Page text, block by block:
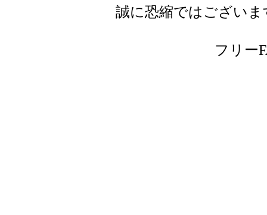
誠に恐縮ではござい
フリー